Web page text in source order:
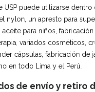
USP puede utilizarse
nylon, un apresto para
aceite para niños,
variados cosméticos,
cápsulas, fabricación de
en todo Lima y el Perú.
de envío y retiro